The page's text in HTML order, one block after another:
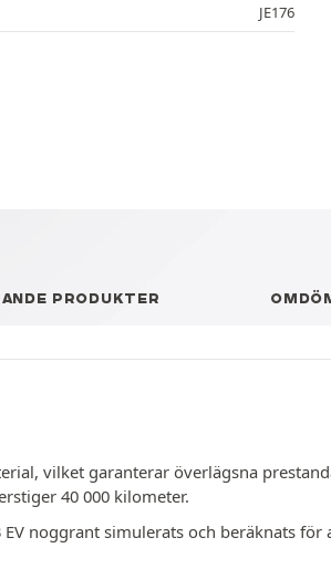
JE176
PRODUKTER
vilket garanterar överlägsna
40 000 kilometer.
noggrant simulerats och beräknats